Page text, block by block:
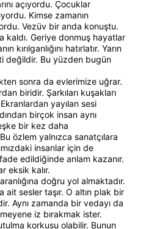
açıyordu. Çocuklar
Kimse zamanın
Vezüv bir anda konuştu.
kaldı. Geriye donmuş hayatlar
kırılganlığını hatırlatır. Yarın
değildir. Bu yüzden bugün
sonra da evlerimize uğrar.
biridir. Şarkıları kuşakları
yayılan sesi
birçok insan aynı
bir kez daha
özlem yalnızca sanatçılara
insanlar için de
edildiğinde anlam kazanır.
eksik kalır.
doğru yol almaktadır.
ait sesler taşır. O altın plak bir
Aynı zamanda bir vedayı da
iz bırakmak ister.
korkusu olabilir. Bunun